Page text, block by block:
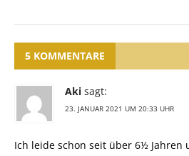
5 KOMMENTARE
Aki sagt:
23. JANUAR 2021 UM 20:33 UHR
Ich leide schon seit über 6½ Jahren